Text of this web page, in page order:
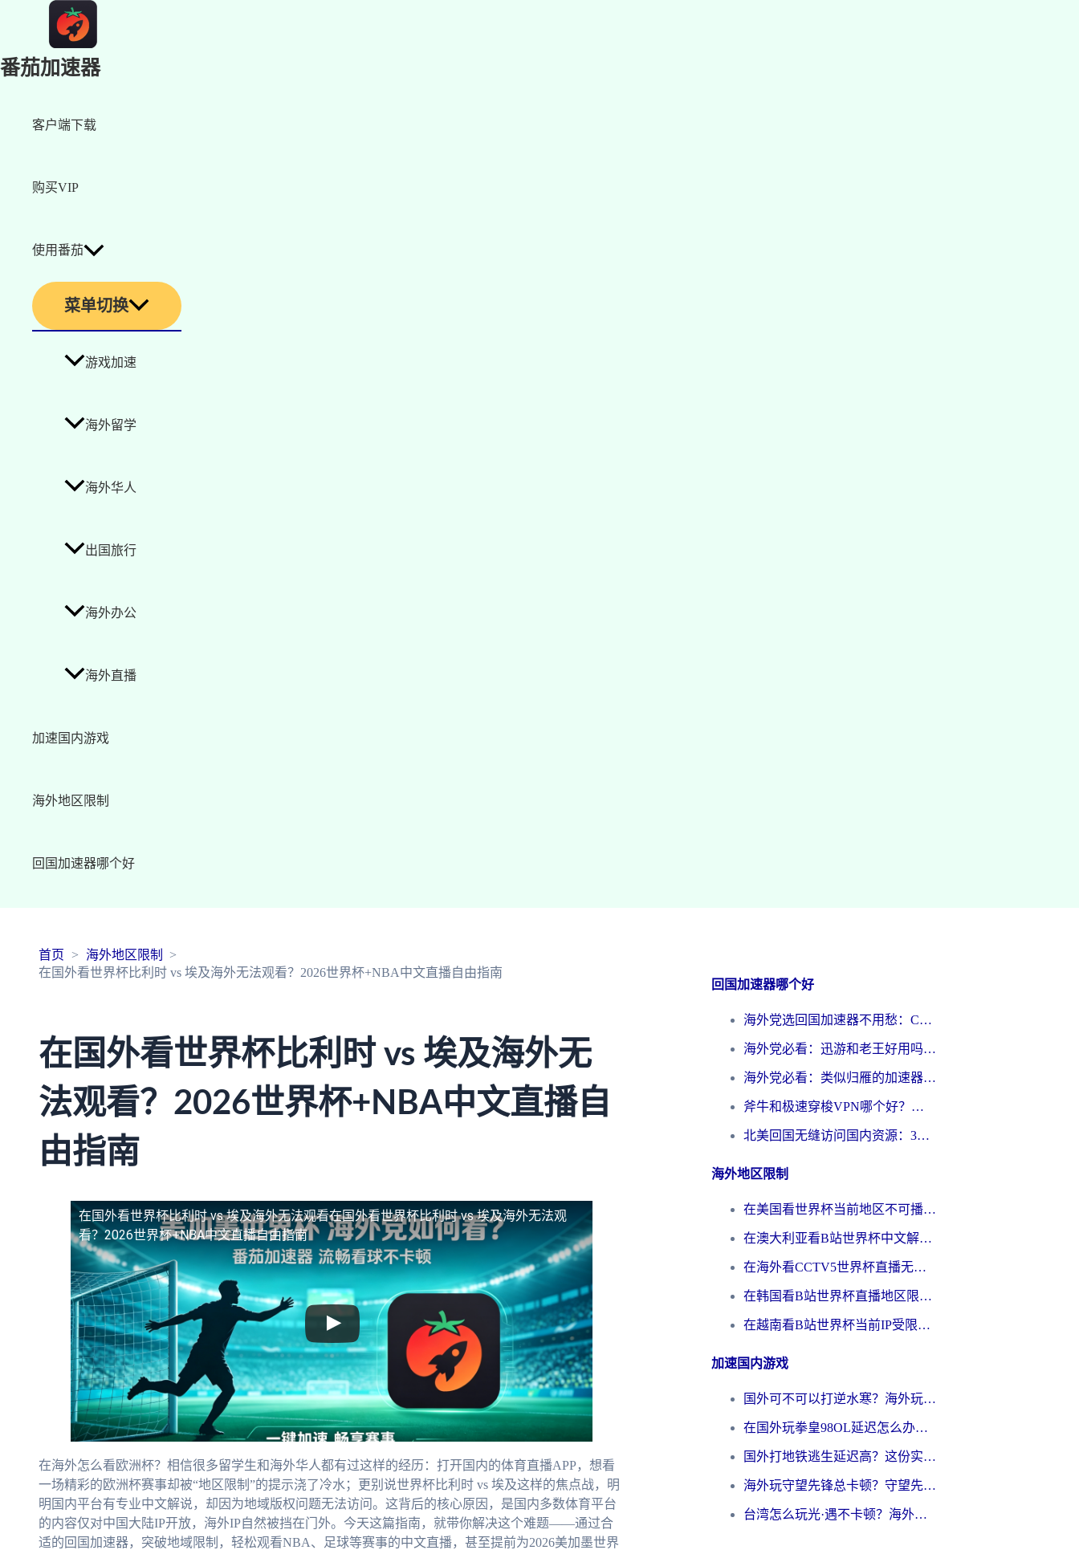
番茄加速器
客户端下载
购买VIP
使用番茄
菜单切换
游戏加速
海外留学
海外华人
出国旅行
海外办公
海外直播
加速国内游戏
海外地区限制
回国加速器哪个好
首页
海外地区限制
在国外看世界杯比利时 vs 埃及海外无法观看？2026世界杯+NBA中文直播自由指南
在国外看世界杯比利时 vs 埃及海外无
法观看？2026世界杯+NBA中文直播自
由指南
在国外看世界杯比利时 vs 埃及海外无法观看在国外看世界杯比利时 vs 埃及海外无法观
看？2026世界杯+NBA中文直播自由指南
在海外怎么看欧洲杯？相信很多留学生和海外华人都有过这样的经历：打开国内的体育直播APP，想看
一场精彩的欧洲杯赛事却被“地区限制”的提示浇了冷水；更别说世界杯比利时 vs 埃及这样的焦点战，明
明国内平台有专业中文解说，却因为地域版权问题无法访问。这背后的核心原因，是国内多数体育平台
的内容仅对中国大陆IP开放，海外IP自然被挡在门外。今天这篇指南，就带你解决这个难题——通过合
适的回国加速器，突破地域限制，轻松观看NBA、足球等赛事的中文直播，甚至提前为2026美加墨世界
回国加速器哪个好
海外党选回国加速器不用愁：ChickCN和洞见哪个好？一篇搞定所有疑问
海外党必看：迅游和老王好用吗？3分钟选对加速国内网络的加速器
海外党必看：类似归雁的加速器怎么选？一篇搞定无缝访问国内资源
斧牛和极速穿梭VPN哪个好？海外党选回国加速器必看的真实对比与避坑指南
北美回国无缝访问国内资源：3年海外党亲测的加速器选择指南
海外地区限制
在美国看世界杯当前地区不可播放？海外党体育观赛终极指南来了！
在澳大利亚看B站世界杯中文解说仅限中国大陆？这篇指南帮你打破限制看遍赛事
在海外看CCTV5世界杯直播无法播放？这篇指南让你和国内球迷同步呐喊
在韩国看B站世界杯直播地区限制？这篇指南让你告别“当前地区不可播放”
在越南看B站世界杯当前IP受限制？海外党体育观赛终极指南来了
加速国内游戏
国外可不可以打逆水寒？海外玩家国服畅玩终极指南（附漫威荒野乱斗加速方案）
在国外玩拳皇98OL延迟怎么办？海外党亲测有效的低延迟指南
国外打地铁逃生延迟高？这份实测有效的低延迟指南帮你吃鸡
海外玩守望先锋总卡顿？守望先锋游戏加速器在哪里买&避坑指南（附欧洲非洲游戏实测）
台湾怎么玩光·遇不卡顿？海外党国服游戏加速终极攻略（附实测体验）